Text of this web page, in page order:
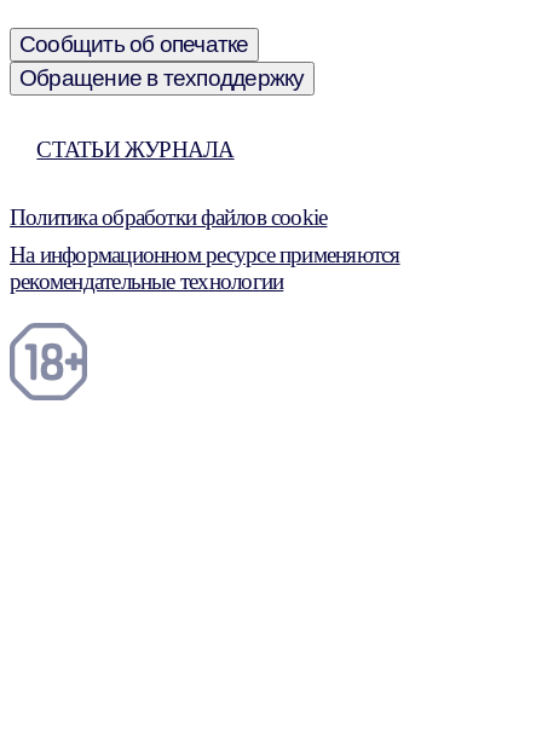
Сообщить об опечатке
Обращение в техподдержку
СТАТЬИ ЖУРНАЛА
Политика обработки файлов cookie
На информационном ресурсе применяются
рекомендательные технологии